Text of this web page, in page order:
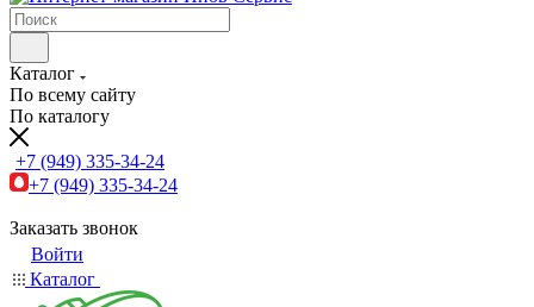
Каталог
По всему сайту
По каталогу
+7 (949) 335-34-24
+7 (949) 335-34-24
Заказать звонок
Войти
Каталог